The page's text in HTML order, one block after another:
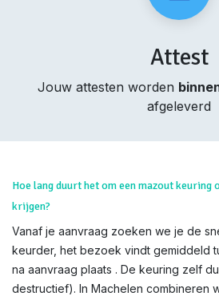
Attest
Jouw attesten worden
afgeleverd
Hoe lang duurt het om een mazout
krijgen?
Vanaf je aanvraag zoeken we je de
keurder, het bezoek vindt gemiddeld
na aanvraag plaats . De keuring zelf
destructief). In Machelen combineren